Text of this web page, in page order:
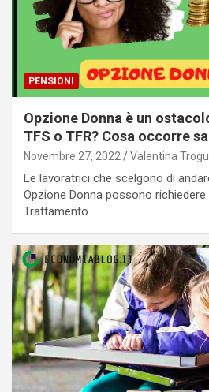
PENSIONI
Opzione Donna è un
TFS o TFR? Cosa occorre
Novembre 27, 2022 Valentina Trogu
Le lavoratrici che scelgono di
Opzione Donna possono richiedere
Trattamento…